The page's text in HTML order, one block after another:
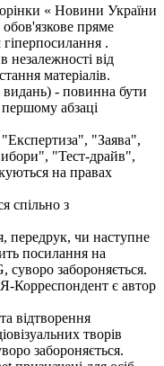
« Новини України
обов'язкове пряме
.
незалежності від
матеріалів.
видань) - повинна бути
абзаці
"Заява",
"Тест-драйв",
на правах
спільно з
передрук, чи наступне
посилання на
суворо забороняється.
Корреспондент є автор
відтворення
творів
забороняється.